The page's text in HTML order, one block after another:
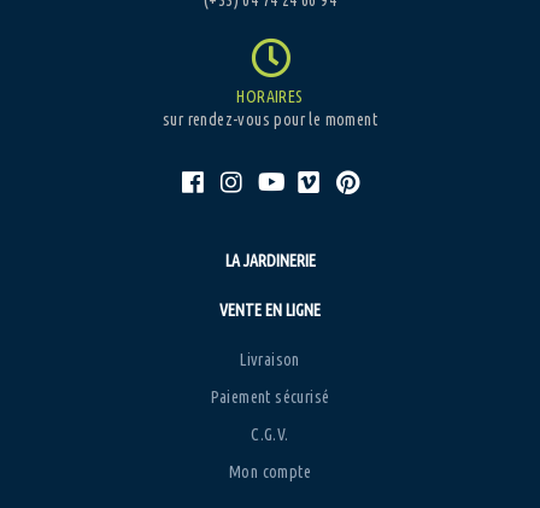
HORAIRES
sur rendez-vous pour le moment
LA JARDINERIE
VENTE EN LIGNE
Livraison
Paiement sécurisé
C.G.V.
Mon compte